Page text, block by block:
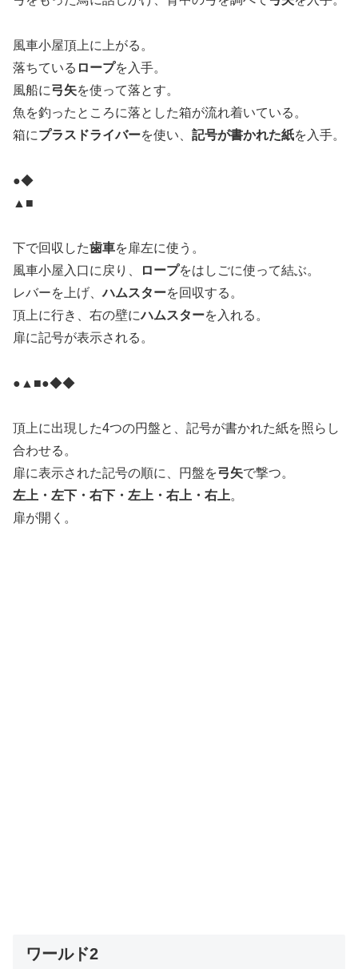
風車小屋頂上に上がる。
落ちている ロープを入手。
風船に弓矢を使って落とす。
魚を釣ったところに落とした箱が流れ着いている。
箱にプラスドライバーを使い、 記号が書かれた紙を入手。
●◆
▲■
下で回収した歯車を扉左に使う。
風車小屋入口に戻り、
ロープをはしごに使って結ぶ。
レバーを上げ、ハムスターを回収する。
頂上に行き、右の壁にハムスターを入れる。
扉に記号が表示される。
●▲■●◆◆
頂上に出現した4つの円盤と、記号が書かれた紙を照らし
合わせる。
扉に表示された記号の順に、円盤を弓矢で撃つ。
左上・左下・右下・左上・右上・右上。
扉が開く。
ワールド2